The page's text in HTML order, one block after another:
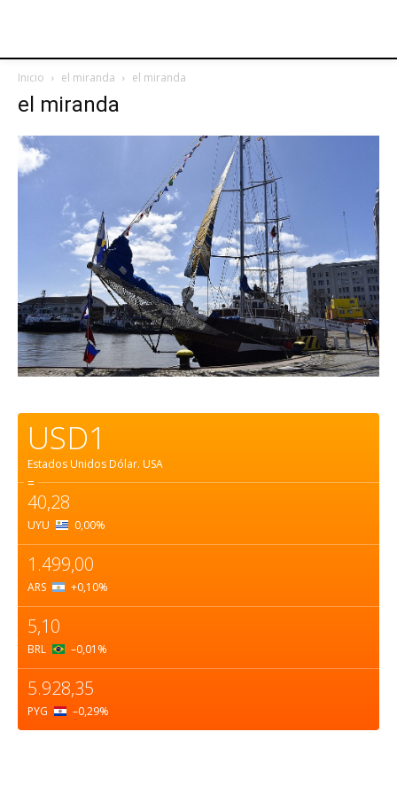
Inicio el miranda el miranda
el miranda
USD1
Estados Unidos Dólar. USA
=
40,28
UYU 0,00%
1.499,00
ARS +0,10%
5,10
BRL –0,01 %
5.928,35
PYG –0,29%